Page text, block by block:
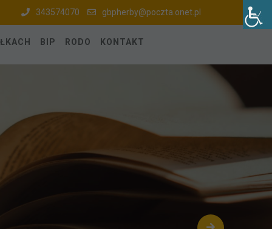
343574070 gbpherby@poczta.onet.pl
BIP RODO KONTAKT